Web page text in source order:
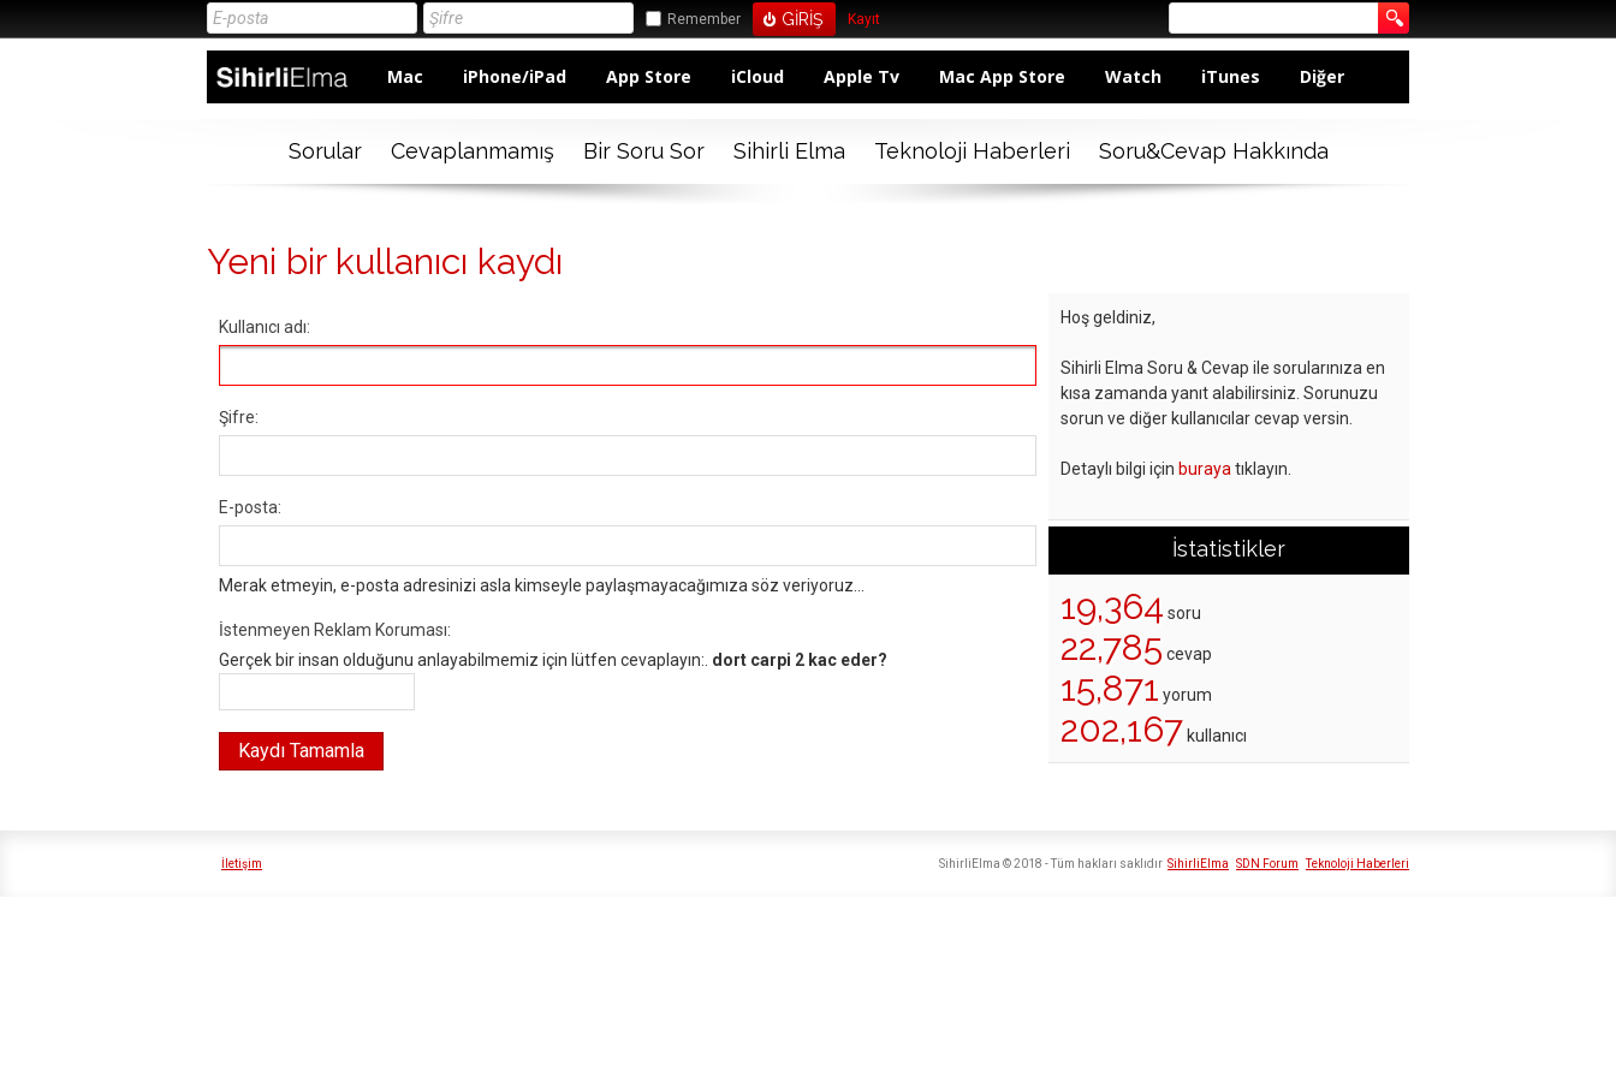
Remember Kayıt
Mac iPhone/iPad App Store iCloud Apple Tv Mac App Store Watch iTunes Diğer
Sorular Cevaplanmamış Bir Soru Sor Sihirli Elma Teknoloji Haberleri Soru&Cevap Hakkında
Yeni bir kullanıcı kaydı
Kullanıcı adı:
Şifre:
E-posta:
Merak etmeyin, e-posta adresinizi asla kimseyle paylaşmayacağımıza söz veriyoruz...
İstenmeyen Reklam Koruması:
Gerçek bir insan olduğunu anlayabilmemiz için lütfen cevaplayın:. dort carpi 2 kac eder?
Hoş geldiniz,
Sihirli Elma Soru & Cevap ile sorularınıza en
kısa zamanda yanıt alabilirsiniz. Sorunuzu
sorun ve diğer kullanıcılar cevap versin.
Detaylı bilgi için buraya tıklayın.
İstatistikler
19,364 soru
22,785 cevap
15,871 yorum
202,167 kullanıcı
İletişim SihirliElma SDN Forum Teknoloji Haberleri
SihirliElma © 2018 - Tüm hakları saklıdır